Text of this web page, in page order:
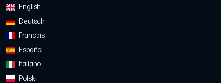
English
Deutsch
Français
Español
Italiano
Polski